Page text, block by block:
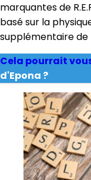
marquantes de
basé sur la
supplémentaire de
Cela pourrait
d'Epona ?